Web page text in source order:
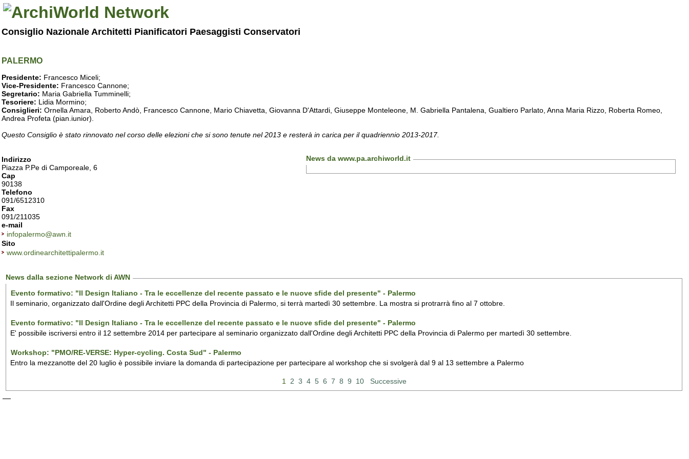
Consiglio Nazionale Architetti Pianificatori Paesaggisti Conservatori
PALERMO
Presidente: Francesco Miceli;
Vice-Presidente: Francesco Cannone;
Segretario: Maria Gabriella Tumminelli;
Tesoriere: Lidia Mormino;
Consiglieri: Ornella Amara, Roberto Andò, Francesco Cannone, Mario Chiavetta, Giovanna D'Attardi, Giuseppe Monteleone, M. Gabriella Pantalena, Gualtiero Parlato, Anna Maria Rizzo, Roberta Romeo,
Andrea Profeta (pian.iunior).
Questo Consiglio è stato rinnovato nel corso delle elezioni che si sono tenute nel 2013 e resterà in carica per il quadriennio 2013-2017.
Indirizzo
Piazza P.Pe di Camporeale, 6
Cap
90138
Telefono
091/6512310
Fax
091/211035
e-mail
infopalermo@awn.it
Sito
www.ordinearchitettipalermo.it
News da www.pa.archiworld.it
News dalla sezione Network di AWN
Evento formativo: "Il Design Italiano - Tra le eccellenze del recente passato e le nuove sfide del presente" - Palermo
Il seminario, organizzato dall'Ordine degli Architetti PPC della Provincia di Palermo, si terrà martedì 30 settembre. La mostra si protrarrà fino al 7 ottobre.
Evento formativo: "Il Design Italiano - Tra le eccellenze del recente passato e le nuove sfide del presente" - Palermo
E' possibile iscriversi entro il 12 settembre 2014 per partecipare al seminario organizzato dall'Ordine degli Architetti PPC della Provincia di Palermo per martedì 30 settembre.
Workshop: "PMO/RE-VERSE: Hyper-cycling. Costa Sud" - Palermo
Entro la mezzanotte del 20 luglio è possibile inviare la domanda di partecipazione per partecipare al workshop che si svolgerà dal 9 al 13 settembre a Palermo
1 2 3 4 5 6 7 8 9 10 Successive